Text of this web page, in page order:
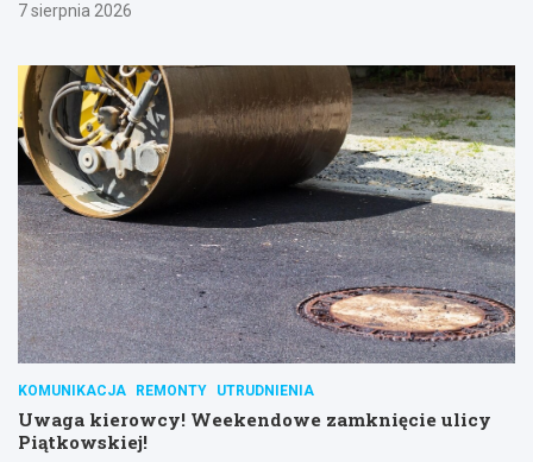
7 sierpnia 2026
KOMUNIKACJA REMONTY UTRUDNIENIA
Uwaga kierowcy! Weekendowe zamknięcie ulicy
Piątkowskiej!